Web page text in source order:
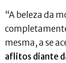
“A beleza da
mesma, a se
aflitos diante